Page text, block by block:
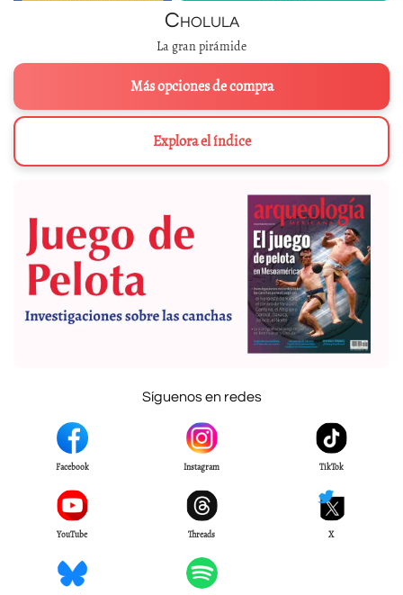
Cholula
La gran pirámide
Más opciones de compra
Explora el índice
Síguenos en redes
Facebook Instagram TikTok
YouTube Threads X